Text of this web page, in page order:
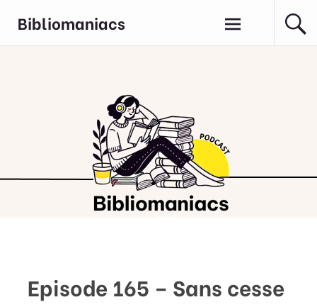
contenu
Bibliomaniacs
Episode 165 – Sans cesse